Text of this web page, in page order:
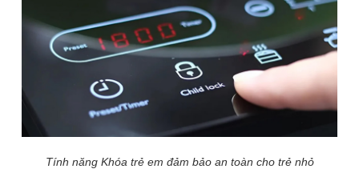
Tính năng Khóa trẻ em đảm bảo an toàn cho trẻ nhỏ